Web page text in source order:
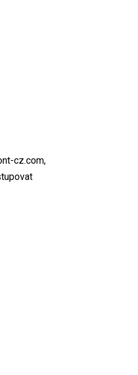
cz.com,